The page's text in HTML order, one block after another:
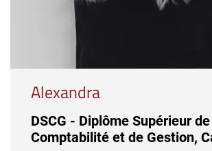
Alexandra
DSCG - Diplôme Supérieur de
Comptabilité et de Gestion,